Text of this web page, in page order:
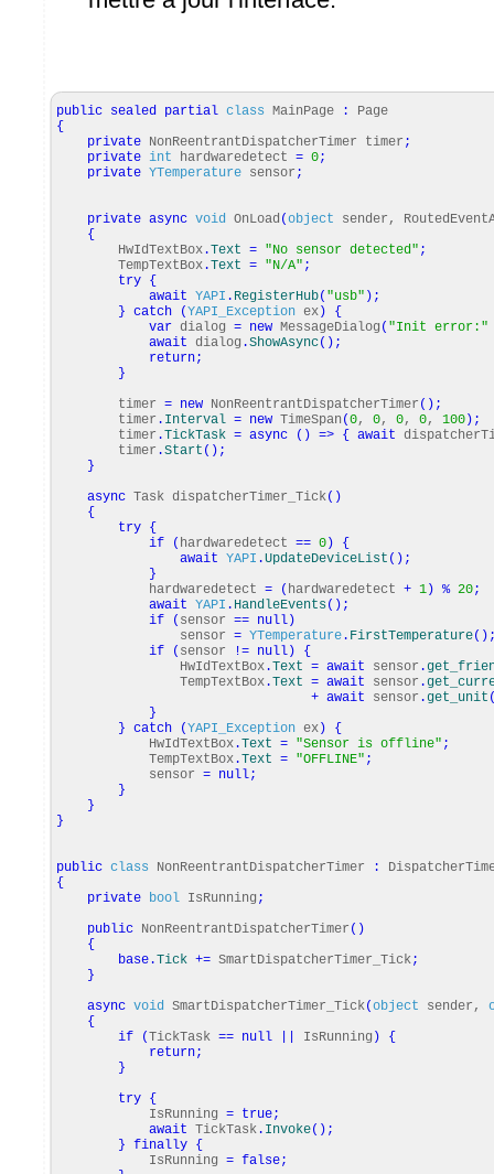
public sealed partial class MainPage :
Page
{
private NonReentrantDispatcherTimer timer ;
private int hardwaredetect = 0;
private YTemperature sensor ;
private async void OnLoad (object sender,
{
HwIdTextBox .Text = "No sensor detected" ;
TempTextBox .Text = "N/A" ;
try {
await YAPI . RegisterHub( "usb" ) ;
} catch (YAPI_Exception ex )
{
var dialog = new MessageDialog ( "Init error:"
await dialog .ShowAsync( ) ;
return;
}
timer = new NonReentrantDispatcherTimer ( ) ;
timer . Interval = new TimeSpan (0, 0, 0, 0, 100 ) ;
timer .TickTask = async ( ) => { await
timer .Start ( ) ;
}
async Task dispatcherTimer_Tick( )
{
try {
if
( hardwaredetect == 0 )
{
await YAPI .UpdateDeviceList ( ) ;
}
hardwaredetect = ( hardwaredetect + 1 ) % 20;
await YAPI . HandleEvents( ) ;
if
( sensor == null )
sensor = YTemperature . FirstTemperature( )
if
( sensor != null )
{
HwIdTextBox .Text = await sensor .
TempTextBox .Text = await sensor .
+ await sensor .get_unit
}
} catch (YAPI_Exception ex )
{
HwIdTextBox .Text = "Sensor is offline" ;
TempTextBox .Text = "OFFLINE" ;
sensor = null;
}
}
}
public class NonReentrantDispatcherTimer :
{
private bool IsRunning ;
public NonReentrantDispatcherTimer ( )
{
base .Tick += SmartDispatcherTimer_Tick;
}
async void SmartDispatcherTimer_Tick(object sender,
{
if
(TickTask == null IsRunning )
{
return;
}
try {
IsRunning = true;
await TickTask . Invoke( ) ;
} finally {
IsRunning = false;